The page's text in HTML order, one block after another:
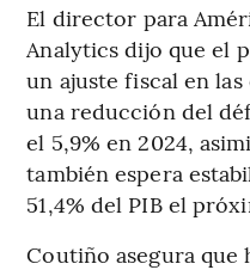
El director para
Analytics dijo que el
un ajuste fiscal en
una reducción del
el 5,9% en 2024,
también espera
51,4% del PIB el
Coutiño asegura que